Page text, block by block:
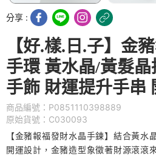
分享 :
【好.樣.日.子】金
手環 黃水晶/黃髮
手飾 財運提升手串
商品編號：P0851110398889
原始貨號：C030093
【金豬報福發財水晶手鍊】結合黃水
開運設計，金豬造型象徵著財源滾滾